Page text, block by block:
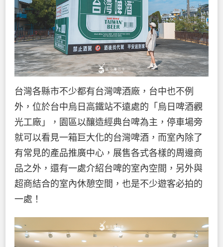
台灣各縣市不少都有台灣啤酒廠，台中也不例
外，位於台中烏日高鐵站不遠處的「烏日啤酒觀
光工廠」，園區以釀造經典台啤為主，停車場旁
就可以看見一箱巨大化的台灣啤酒，而室內除了
有常見的產品推廣中心，展售各式各樣的周邊商
品之外，還有一處介紹台啤的室內空間，另外與
超商結合的室內休憩空間，也是不少遊客必拍的
一處！